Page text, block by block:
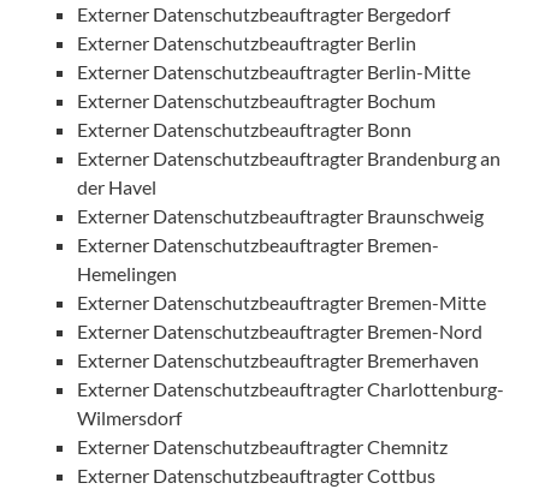
Externer Datenschutzbeauftragter Bergedorf
Externer Datenschutzbeauftragter Berlin
Externer Datenschutzbeauftragter Berlin-Mitte
Externer Datenschutzbeauftragter Bochum
Externer Datenschutzbeauftragter Bonn
Externer Datenschutzbeauftragter Brandenburg an
der Havel
Externer Datenschutzbeauftragter Braunschweig
Externer Datenschutzbeauftragter Bremen-
Hemelingen
Externer Datenschutzbeauftragter Bremen-Mitte
Externer Datenschutzbeauftragter Bremen-Nord
Externer Datenschutzbeauftragter Bremerhaven
Externer Datenschutzbeauftragter Charlottenburg-
Wilmersdorf
Externer Datenschutzbeauftragter Chemnitz
Externer Datenschutzbeauftragter Cottbus